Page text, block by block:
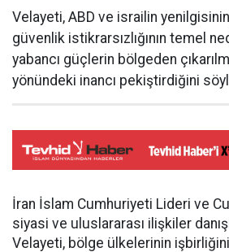
Velayeti, ABD ve israilin
güvenlik istikrarsızlığının temel
yabancı güçlerin bölgeden
yönündeki inancı pekiştirdiğini
İran İslam Cumhuriyeti Lideri ve
siyasi ve uluslararası ilişkiler
Velayeti, bölge ülkelerinin